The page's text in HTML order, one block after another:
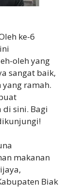
ke-6
oleh yang
sangat baik,
ramah.
sini. Bagi
makanan
Biak